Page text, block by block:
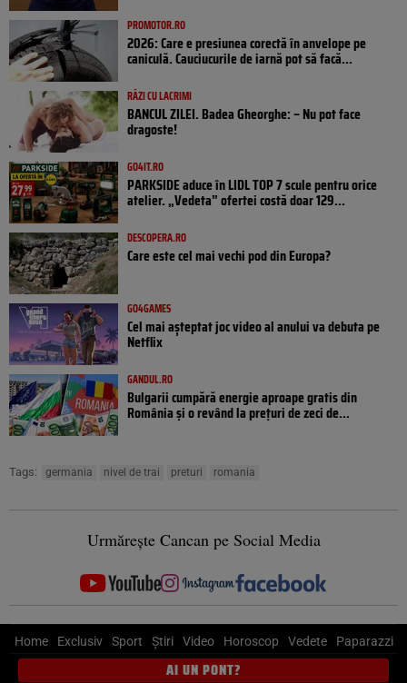
PROMOTOR.RO
2026: Care e presiunea corectă în anvelope pe
caniculă. Cauciucurile de iarnă pot să facă...
RÂZI CU LACRIMI
BANCUL ZILEI. Badea Gheorghe: – Nu pot face
dragoste!
GO4IT.RO
PARKSIDE aduce în LIDL TOP 7 scule pentru orice
atelier. „Vedeta” ofertei costă doar 129...
DESCOPERA.RO
Care este cel mai vechi pod din Europa?
GO4GAMES
Cel mai așteptat joc video al anului va debuta pe
Netflix
GANDUL.RO
Bulgarii cumpără energie aproape gratis din
România și o revând la prețuri de zeci de...
Tags: germania nivel de trai preturi romania
Urmărește Cancan pe Social Media
Home Exclusiv Sport Știri Video Horoscop Vedete Paparazzi
AI UN PONT?